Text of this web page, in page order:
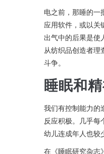
电之前，那睡的一
应用软件，或以关
出气中的后果是使
从纺织品创造者理
斗争。
睡眠和
我们有控制能力的
反应积极。几乎每
幼儿连成年人也较
在《睡眠研究杂志